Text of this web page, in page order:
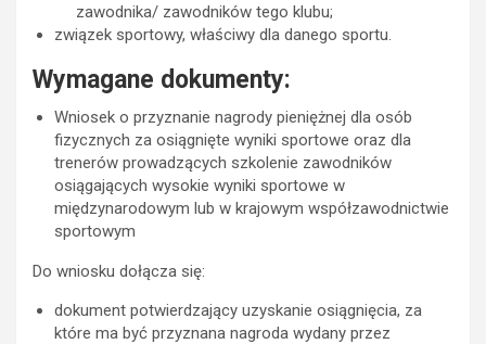
zawodnika/ zawodników tego klubu;
związek sportowy, właściwy dla danego sportu.
Wymagane dokumenty:
Wniosek o przyznanie nagrody pieniężnej dla osób
fizycznych za osiągnięte wyniki sportowe oraz dla
trenerów prowadzących szkolenie zawodników
osiągających wysokie wyniki sportowe w
międzynarodowym lub w krajowym współzawodnictwie
sportowym
Do wniosku dołącza się:
dokument potwierdzający uzyskanie osiągnięcia, za
które ma być przyznana nagroda wydany przez